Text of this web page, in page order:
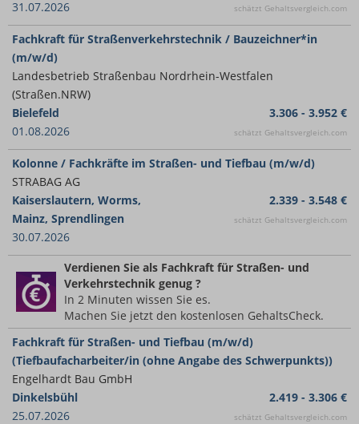
31.07.2026
schätzt Gehaltsvergleich.com
Fachkraft für Straßenverkehrstechnik / Bauzeichner*in
(m/w/d)
Landesbetrieb Straßenbau Nordrhein-Westfalen
(Straßen.NRW)
Bielefeld
01.08.2026
3.306 - 3.952 €
schätzt Gehaltsvergleich.com
Kolonne / Fachkräfte im Straßen- und Tiefbau (m/w/d)
STRABAG AG
Kaiserslautern, Worms,
Mainz, Sprendlingen
30.07.2026
2.339 - 3.548 €
schätzt Gehaltsvergleich.com
Verdienen Sie als Fachkraft für Straßen- und
Verkehrstechnik genug ?
In 2 Minuten wissen Sie es.
Machen Sie jetzt den kostenlosen GehaltsCheck.
Fachkraft für Straßen- und Tiefbau (m/w/d)
(Tiefbaufacharbeiter/in (ohne Angabe des Schwerpunkts))
Engelhardt Bau GmbH
Dinkelsbühl
25.07.2026
2.419 - 3.306 €
schätzt Gehaltsvergleich.com